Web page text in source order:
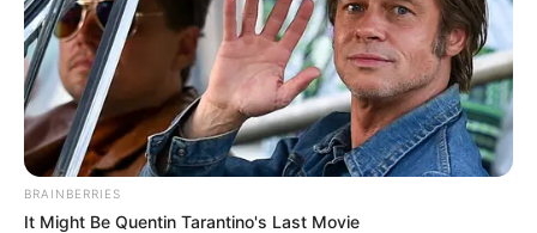
BRAINBERRIES
It Might Be Quentin Tarantino's Last Movie